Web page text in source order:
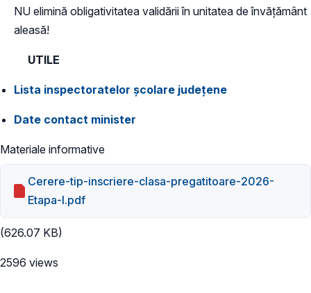
NU elimină obligativitatea validării în unitatea de învățământ
aleasă!
UTILE
Lista inspectoratelor școlare județene
Date contact minister
Materiale informative
Cerere-tip-inscriere-clasa-pregatitoare-2026-
Etapa-I.pdf
(626.07 KB)
2596 views